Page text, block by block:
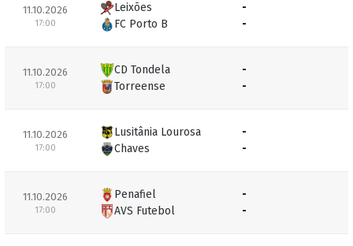
11.10.2026
17:00
Leixões
FC Porto B
-
-
11.10.2026
17:00
CD Tondela
Torreense
-
-
11.10.2026
17:00
Lusitânia Lourosa
Chaves
-
-
11.10.2026
17:00
Penafiel
AVS Futebol
-
-